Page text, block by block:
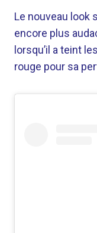
Le nouveau look
encore plus
lorsqu’il a teint
rouge pour sa